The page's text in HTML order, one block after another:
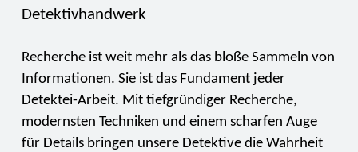
Detektivhandwerk
Recherche ist weit mehr als das bloße Sammeln von
Informationen. Sie ist das Fundament jeder
Detektei-Arbeit. Mit tiefgründiger Recherche,
modernsten Techniken und einem scharfen Auge
für Details bringen unsere Detektive die Wahrheit